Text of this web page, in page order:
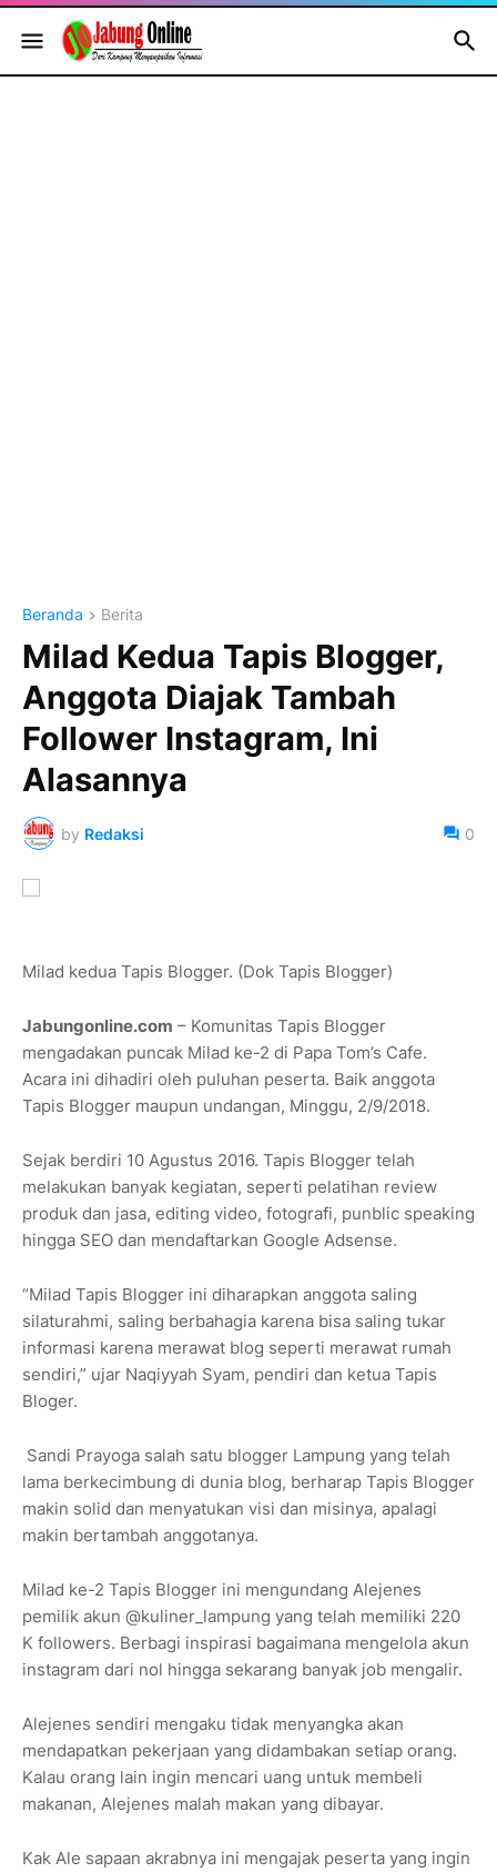
Beranda Berita
Milad Kedua Tapis Blogger,
Anggota Diajak Tambah
Follower Instagram, Ini
Alasannya
by Redaksi 0
Milad kedua Tapis Blogger. (Dok Tapis Blogger)
Jabungonline.com – Komunitas Tapis Blogger
mengadakan puncak Milad ke-2 di Papa Tom’s Cafe.
Acara ini dihadiri oleh puluhan peserta. Baik anggota
Tapis Blogger maupun undangan, Minggu, 2/9/2018.
Sejak berdiri 10 Agustus 2016. Tapis Blogger telah
melakukan banyak kegiatan, seperti pelatihan review
produk dan jasa, editing video, fotografi, punblic speaking
hingga SEO dan mendaftarkan Google Adsense.
“Milad Tapis Blogger ini diharapkan anggota saling
silaturahmi, saling berbahagia karena bisa saling tukar
informasi karena merawat blog seperti merawat rumah
sendiri,” ujar Naqiyyah Syam, pendiri dan ketua Tapis
Bloger.
Sandi Prayoga salah satu blogger Lampung yang telah
lama berkecimbung di dunia blog, berharap Tapis Blogger
makin solid dan menyatukan visi dan misinya, apalagi
makin bertambah anggotanya.
Milad ke-2 Tapis Blogger ini mengundang Alejenes
pemilik akun @kuliner_lampung yang telah memiliki 220
K followers. Berbagi inspirasi bagaimana mengelola akun
instagram dari nol hingga sekarang banyak job mengalir.
Alejenes sendiri mengaku tidak menyangka akan
mendapatkan pekerjaan yang didambakan setiap orang.
Kalau orang lain ingin mencari uang untuk membeli
makanan, Alejenes malah makan yang dibayar.
Kak Ale sapaan akrabnya ini mengajak peserta yang ingin